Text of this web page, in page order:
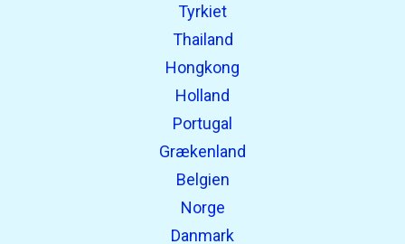
Tyrkiet
Thailand
Hongkong
Holland
Portugal
Grækenland
Belgien
Norge
Danmark